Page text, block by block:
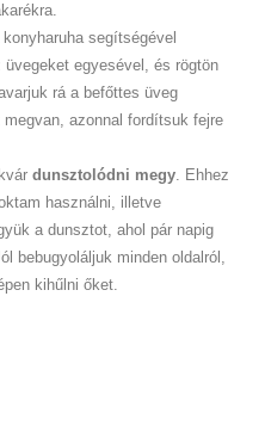
segítségével
egyesével, és rögtön
rá a befőttes üveg
azonnal fordítsuk fejre
dunsztolódni megy. Ehhez
használni, illetve
a dunsztot, ahol pár napig
bebugyoláljuk minden oldalról,
kihűlni őket.